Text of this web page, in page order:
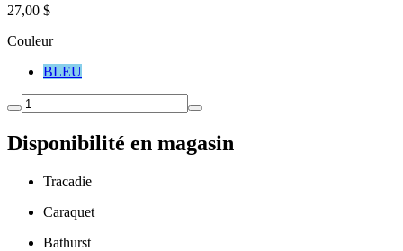
27,00 $
Couleur
BLEU
Disponibilité en magasin
Tracadie
Caraquet
Bathurst